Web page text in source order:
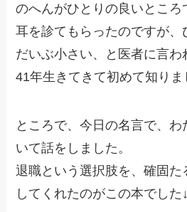
のへんがひとりの良いところ
耳を診てもらったのですが
だいぶ小さい、と医者に言わ
41年生きてきて初めて知りま
ところで、今日の名言で、
いて話をしました。
退職という選択肢を、確固た
してくれたのがこの本でした↓